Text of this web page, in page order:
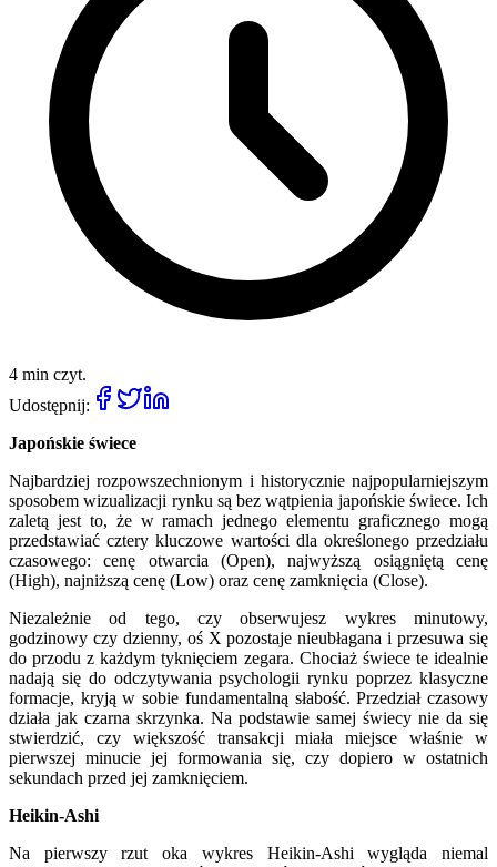
4 min czyt.
Udostępnij:
Japońskie świece
Najbardziej rozpowszechnionym i historycznie najpopularniejszym
sposobem wizualizacji rynku są bez wątpienia japońskie świece. Ich
zaletą jest to, że w ramach jednego elementu graficznego mogą
przedstawiać cztery kluczowe wartości dla określonego przedziału
czasowego: cenę otwarcia (Open), najwyższą osiągniętą cenę
(High), najniższą cenę (Low) oraz cenę zamknięcia (Close).
Niezależnie od tego, czy obserwujesz wykres minutowy,
godzinowy czy dzienny, oś X pozostaje nieubłagana i przesuwa się
do przodu z każdym tyknięciem zegara. Chociaż świece te idealnie
nadają się do odczytywania psychologii rynku poprzez klasyczne
formacje, kryją w sobie fundamentalną słabość. Przedział czasowy
działa jak czarna skrzynka. Na podstawie samej świecy nie da się
stwierdzić, czy większość transakcji miała miejsce właśnie w
pierwszej minucie jej formowania się, czy dopiero w ostatnich
sekundach przed jej zamknięciem.
Heikin-Ashi
Na pierwszy rzut oka wykres Heikin-Ashi wygląda niemal